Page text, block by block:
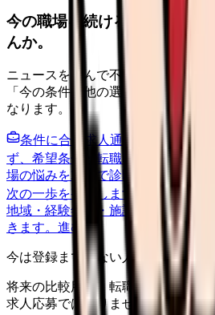
今の職場を続けるか、条件を
んか。
ニュースを読んで不安が強くなった
「今の条件・他の選択肢・相談先
なります。
条件に合う求人通知を受け取る
ず、希望条件と転職時期を自社で預
場の悩みを30秒で診断
辞めるべき
次の一歩を整理します。
進む
地域・経験年数・施設形態から、
きます。 進む
今は登録までしない人向け: 希望条
将来の比較用に、転職時期と気にな
求人応募ではありません。